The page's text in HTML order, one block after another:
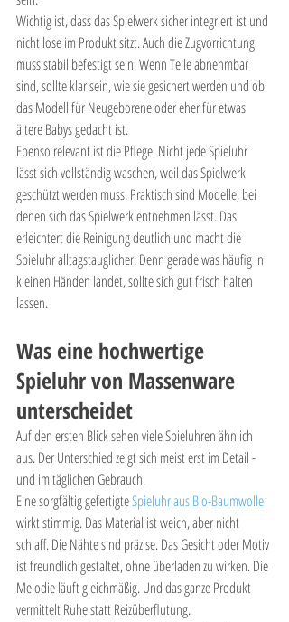
Wichtig ist, dass das Spielwerk sicher integriert ist und
nicht lose im Produkt sitzt. Auch die Zugvorrichtung
muss stabil befestigt sein. Wenn Teile abnehmbar
sind, sollte klar sein, wie sie gesichert werden und ob
das Modell für Neugeborene oder eher für etwas
ältere Babys gedacht ist.
Ebenso relevant ist die Pflege. Nicht jede Spieluhr
lässt sich vollständig waschen, weil das Spielwerk
geschützt werden muss. Praktisch sind Modelle, bei
denen sich das Spielwerk entnehmen lässt. Das
erleichtert die Reinigung deutlich und macht die
Spieluhr alltagstauglicher. Denn gerade was häufig in
kleinen Händen landet, sollte sich gut frisch halten
lassen.
Was eine hochwertige
Spieluhr von Massenware
unterscheidet
Auf den ersten Blick sehen viele Spieluhren ähnlich
aus. Der Unterschied zeigt sich meist erst im Detail -
und im täglichen Gebrauch.
Eine sorgfältig gefertigte Spieluhr aus Bio-Baumwolle
wirkt stimmig. Das Material ist weich, aber nicht
schlaff. Die Nähte sind präzise. Das Gesicht oder Motiv
ist freundlich gestaltet, ohne überladen zu wirken. Die
Melodie läuft gleichmäßig. Und das ganze Produkt
vermittelt Ruhe statt Reizüberflutung.